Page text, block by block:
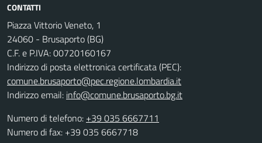
CONTATTI
Piazza Vittorio Veneto, 1
24060 - Brusaporto (BG)
C.F. e P.IVA: 00720160167
Indirizzo di posta elettronica certificata (PEC):
comune.brusaporto@pec.regione.lombardia.it
Indirizzo email: info@comune.brusaporto.bg.it
Numero di telefono: +39 035 6667711
Numero di fax: +39 035 6667718